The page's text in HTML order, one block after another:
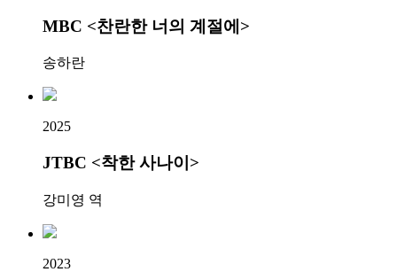
MBC <찬란한 너의 계절에>
송하란
2025
JTBC <착한 사나이>
강미영 역
2023